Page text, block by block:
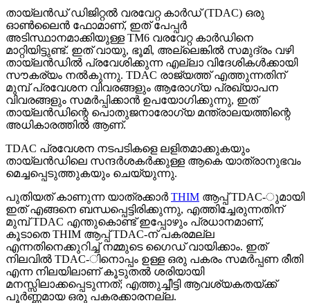
തായ്‌ലൻഡ് ഡിജിറ്റൽ വരവേറ്റ കാർഡ് (TDAC) ഒരു
ഓൺലൈൻ ഫോമാണ്, ഇത് പേപ്പർ
അടിസ്ഥാനമാക്കിയുള്ള TM6 വരവേറ്റ കാർഡിനെ
മാറ്റിയിട്ടുണ്ട്. ഇത് വായു, ഭൂമി, അല്ലെങ്കിൽ സമുദ്രം വഴി
തായ്‌ലൻഡിൽ പ്രവേശിക്കുന്ന എല്ലാ വിദേശികൾക്കായി
സൗകര്യം നൽകുന്നു. TDAC രാജ്യത്ത് എത്തുന്നതിന്
മുമ്പ് പ്രവേശന വിവരങ്ങളും ആരോഗ്യ പ്രഖ്യാപന
വിവരങ്ങളും സമർപ്പിക്കാൻ ഉപയോഗിക്കുന്നു, ഇത്
തായ്‌ലൻഡിന്റെ പൊതുജനാരോഗ്യ മന്ത്രാലയത്തിന്റെ
അധികാരത്തിൽ ആണ്.
TDAC പ്രവേശന നടപടികളെ ലളിതമാക്കുകയും
തായ്‌ലൻഡിലെ സന്ദർശകർക്കുള്ള ആകെ യാത്രാനുഭവം
മെച്ചപ്പെടുത്തുകയും ചെയ്യുന്നു.
പുതിയത് കാണുന്ന യാത്രക്കാർ THIM ആപ്പ് TDAC-ുമായി
ഇത് എങ്ങനെ ബന്ധപ്പെട്ടിരിക്കുന്നു, എത്തിച്ചേരുന്നതിന്
മുമ്പ് TDAC എന്തുകൊണ്ട് ഇപ്പോഴും പ്രധാനമാണ്,
കൂടാതെ THIM ആപ്പ് TDAC-ന് പകരമല്ല
എന്നതിനെക്കുറിച്ച് നമ്മുടെ ഗൈഡ് വായിക്കാം. ഇത്
നിലവിൽ TDAC-ിനൊപ്പം ഉള്ള ഒരു പകരം സമർപ്പണ രീതി
എന്ന നിലയിലാണ് കൂടുതൽ ശരിയായി
മനസ്സിലാക്കപ്പെടുന്നത്; എത്തുച്ചീട്ടി ആവശ്യകതയ്ക്ക്
പൂർണ്ണമായ ഒരു പകരക്കാരനല്ല.